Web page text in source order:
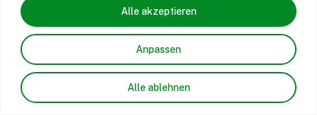
Anpassen
Alle ablehnen
Alle akzeptieren